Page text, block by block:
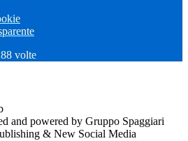
volte
and powered by Gruppo Spaggiari
& New Social Media